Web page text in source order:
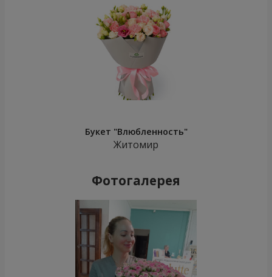
Букет "Влюбленность"
Житомир
Фотогалерея